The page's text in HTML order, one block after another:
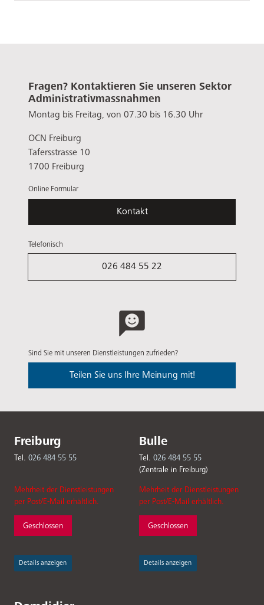
Fragen? Kontaktieren Sie unseren Sektor
Administrativmassnahmen
Montag bis Freitag, von 07.30 bis 16.30 Uhr
OCN Freiburg
Tafersstrasse 10
1700 Freiburg
Online Formular
Kontakt
Telefonisch
026 484 55 22
Sind Sie mit unseren Dienstleistungen zufrieden?
Teilen Sie uns Ihre Meinung mit!
Freiburg
Tel. 026 484 55 55
Mehrheit der Dienstleistungen
per Post/E-Mail erhältlich.
Geschlossen
Details anzeigen
Bulle
Tel. 026 484 55 55
(Zentrale in Freiburg)
Mehrheit der Dienstleistungen
per Post/E-Mail erhältlich.
Geschlossen
Details anzeigen